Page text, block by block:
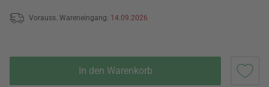
Vorauss. Wareneingang: 14.09.2026
In den Warenkorb